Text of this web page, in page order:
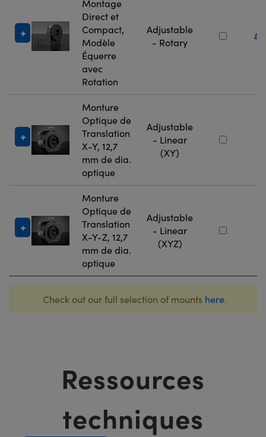
Montage
Direct et
Compact,
Modèle
Équerre
avec
Rotation
Adjustable
- Rotary
Monture
Optique de
Translation
X-Y, 12,7
mm de dia.
optique
Adjustable
- Linear
(XY)
Monture
Optique de
Translation
X-Y-Z, 12,7
mm de dia.
optique
Adjustable
- Linear
(XYZ)
Check out our full selection of mounts here.
Ressources
techniques